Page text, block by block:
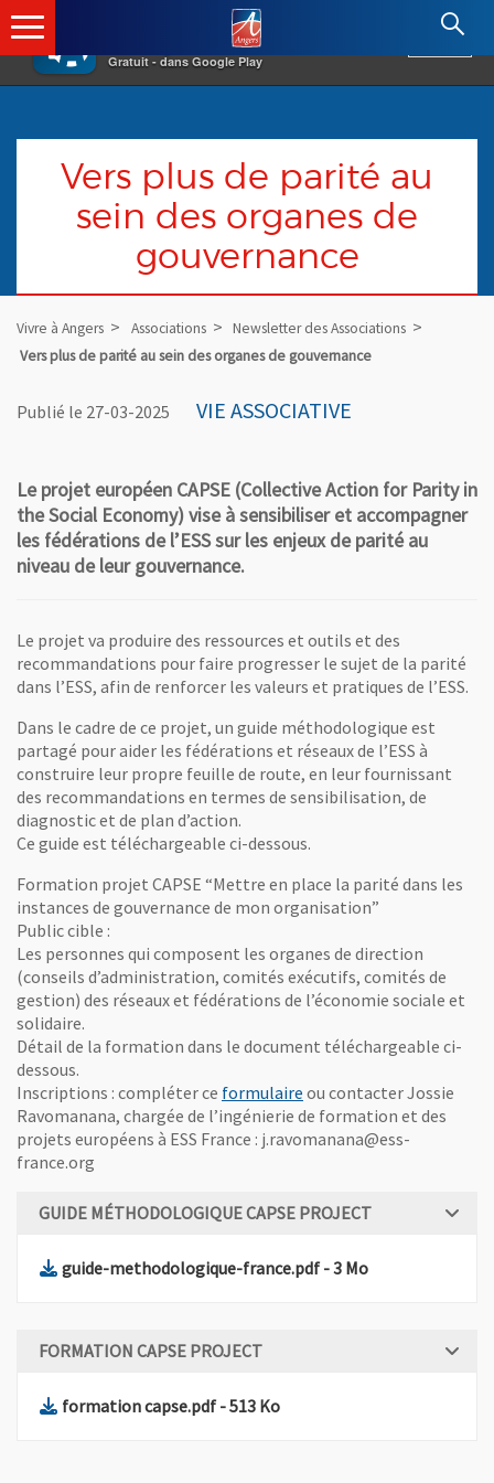
×
Gratuit - dans Google Play
Angers.fr : Retour à l'accueil
Vers plus de parité au
sein des organes de
gouvernance
Vivre à Angers Associations
Newsletter des Associations
Vers plus de parité au sein des organes de gouvernance
Publié le 27-03-2025 VIE ASSOCIATIVE
Le projet européen CAPSE (Collective Action for Parity in
the Social Economy) vise à sensibiliser et accompagner
les fédérations de l’ESS sur les enjeux de parité au
niveau de leur gouvernance.
Le projet va produire des ressources et outils et des
recommandations pour faire progresser le sujet de la parité
dans l’ESS, afin de renforcer les valeurs et pratiques de l’ESS.
Dans le cadre de ce projet, un guide méthodologique est
partagé pour aider les fédérations et réseaux de l’ESS à
construire leur propre feuille de route, en leur fournissant
des recommandations en termes de sensibilisation, de
diagnostic et de plan d’action.
Ce guide est téléchargeable ci-dessous.
Formation projet CAPSE “Mettre en place la parité dans les
instances de gouvernance de mon organisation”
Public cible :
Les personnes qui composent les organes de direction
(conseils d’administration, comités exécutifs, comités de
gestion) des réseaux et fédérations de l’économie sociale et
solidaire.
Détail de la formation dans le document téléchargeable ci-
dessous.
Inscriptions : compléter ce formulaire , Ouvre une nouvelle
ou contacter Jossie
Ravomanana, chargée de l’ingénierie de formation et des
projets européens à ESS France : j.ravomanana@ess-
france.org
GUIDE MÉTHODOLOGIQUE CAPSE PROJECT
guide-methodologique-france.pdf, Fichier au format Pdf
- 3 Mo, Ouvre une
FORMATION CAPSE PROJECT
formation capse.pdf, Fichier au format Pdf
- 513 Ko, Ouvre une nouvelle fenêtre